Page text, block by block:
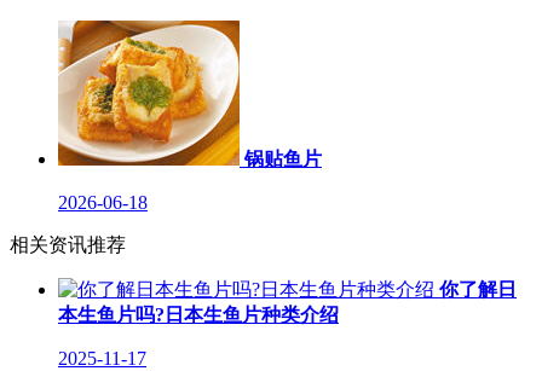
锅贴鱼片
2026-06-18
相关资讯推荐
你了解日
本生鱼片吗?日本生鱼片种类介绍
2025-11-17